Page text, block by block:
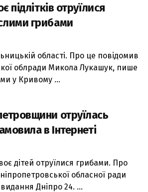
підлітків отруїлися
грибами
області. Про це повідомив
облради Микола Лукашук, пише
у Кривому ...
отруїлась
в Інтернеті
дітей отруїлися грибами. Про
обласної ради
Дніпро 24. ...